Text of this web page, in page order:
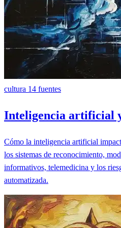
cultura 14 fuentes
Inteligencia artificial
Cómo la inteligencia artificial
los sistemas de reconocimiento,
informativos, telemedicina y los
automatizada.